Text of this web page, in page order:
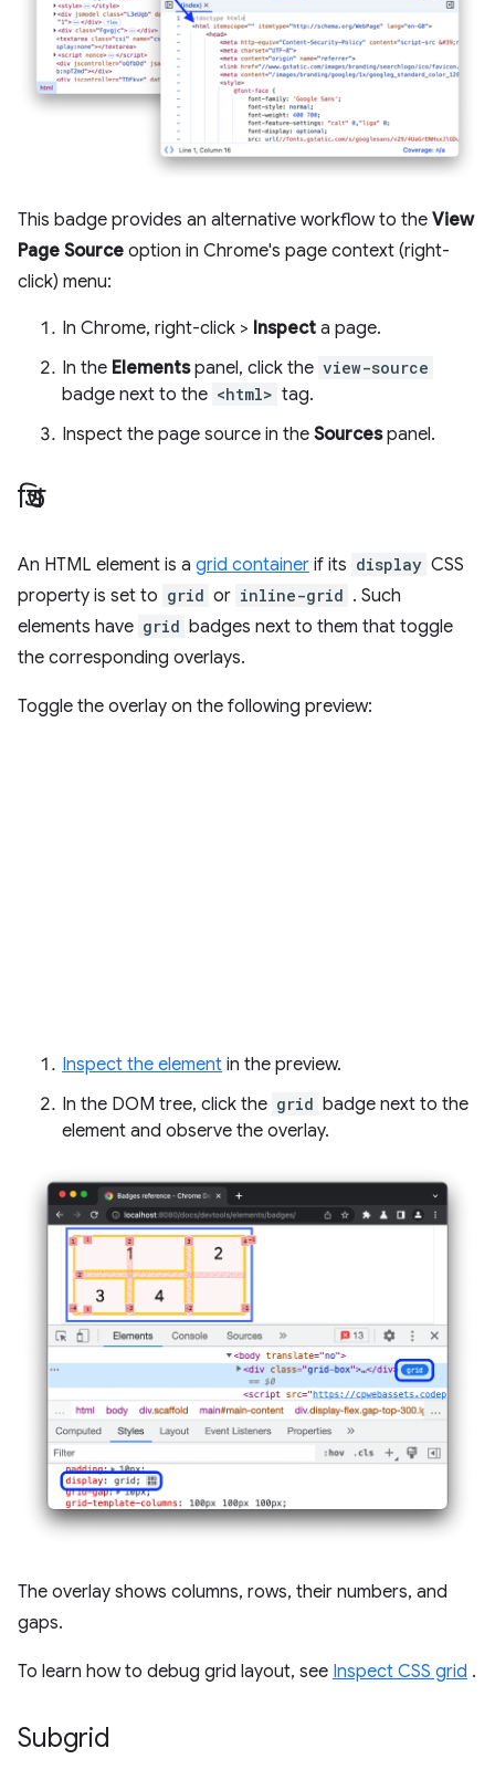
This badge provides an alternative workflow to the View
Page Source option in Chrome's page context (right-
click) menu:
In Chrome, right-click > Inspect a page.
In the Elementspanel, click the view-source
badge next to the <html> tag.
Inspect the page source in the Sourcespanel.
গ্রিড
An HTML element is a grid container if its display CSS
property is set to grid or inline-grid . Such
elements have grid badges next to them that toggle
the corresponding overlays.
Toggle the overlay on the following preview:
Inspect the element in the preview.
In the DOM tree, click the grid badge next to the
element and observe the overlay.
The overlay shows columns, rows, their numbers, and
gaps.
To learn how to debug grid layout, see Inspect CSS grid .
Subgrid